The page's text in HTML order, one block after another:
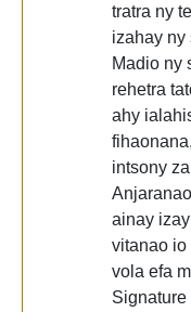
tratra ny
izahay ny
Madio ny
rehetra
ahy
intsony
ainay
vitanao io
vola efa